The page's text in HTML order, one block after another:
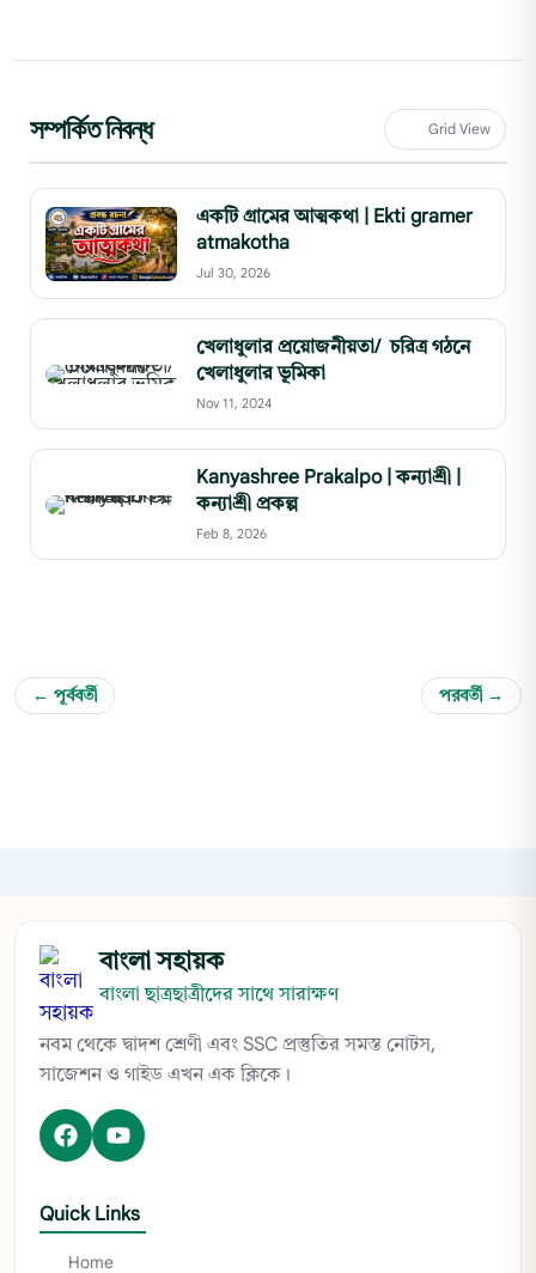
সম্পর্কিত নিবন্ধ Grid View
একটি গ্রামের আত্মকথা | Ekti gramer
atmakotha
Jul 30, 2026
খেলাধুলার প্রয়োজনীয়তা/ চরিত্র গঠনে
খেলাধুলার ভূমিকা
Nov 11, 2024
Kanyashree Prakalpo | কন্যাশ্রী |
কন্যাশ্রী প্রকল্প
Feb 8, 2026
← পূর্ববর্তী পরবর্তী →
বাংলা সহায়ক
বাংলা ছাত্রছাত্রীদের সাথে সারাক্ষণ
নবম থেকে দ্বাদশ শ্রেণী এবং SSC প্রস্তুতির সমস্ত নোটস,
সাজেশন ও গাইড এখন এক ক্লিকে।
Quick Links
Home